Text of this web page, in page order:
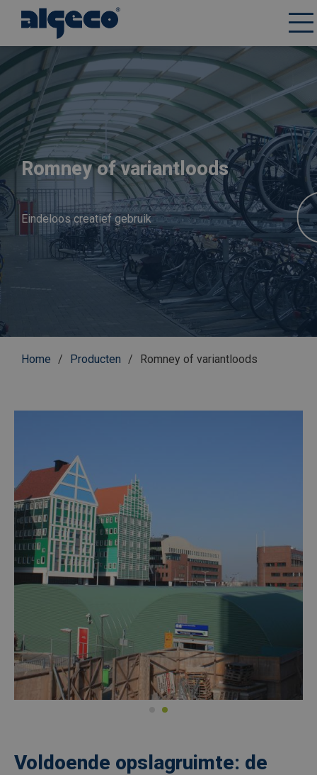
Overslaan
en
naar
de
inhoud
gaan
Romney of variantloods
Eindeloos creatief gebruik
Kruimelpad
Home Producten Romney of variantloods
Voldoende opslagruimte: de